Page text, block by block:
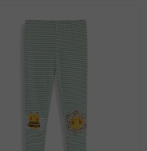
，導致無法安排出貨，
宜，並將提供適當補